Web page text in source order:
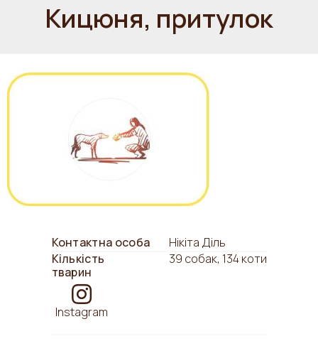
Кицюня, притулок
Контактна особа
Нікіта Діль
Кількість
тварин
39 собак, 134 коти
Instagram